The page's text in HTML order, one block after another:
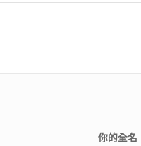
你的全名